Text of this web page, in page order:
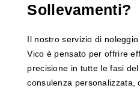
Sollevamenti?
Il nostro servizio di
Vico è pensato per offrire
precisione in tutte le fasi
consulenza personalizzata,